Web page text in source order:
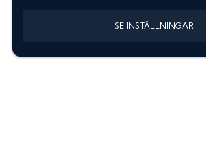
SE INSTÄLLNINGAR